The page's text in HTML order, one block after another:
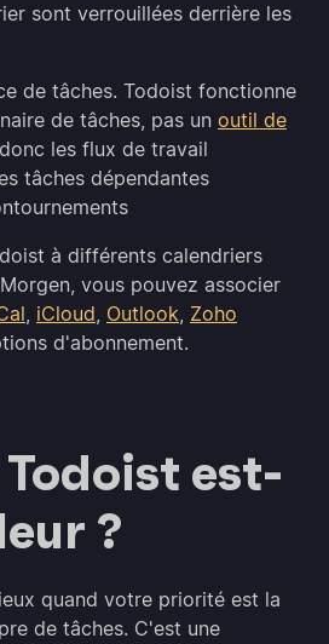
sont verrouillées derrière les
de tâches. Todoist fonctionne
de tâches, pas un outil de
les flux de travail
tâches dépendantes
à différents calendriers
vous pouvez associer
, iCloud, Outlook, Zoho
d'abonnement.
est-
?
quand votre priorité est la
de tâches. C'est une